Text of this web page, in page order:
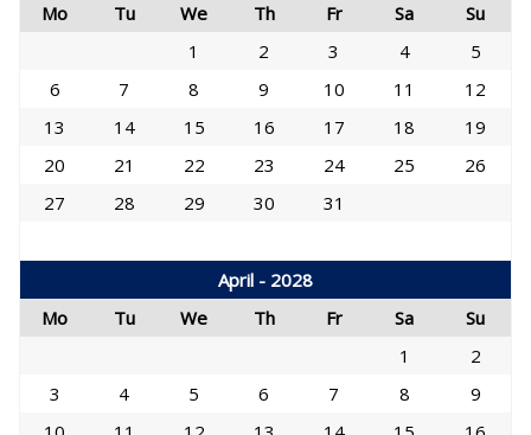
Mo
Tu We Th Fr Sa
Su
1
2 3 4
5
6
7 8 9 10 11
12
13
14 15 16 17 18
19
20
21 22 23 24 25
26
27
28 29 30 31
April - 2028
Mo
Tu We Th Fr Sa
Su
1
2
3
4 5 6 7 8
9